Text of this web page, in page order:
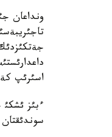
ونداعان
اسئرئپ
ءبئز ئشكئ